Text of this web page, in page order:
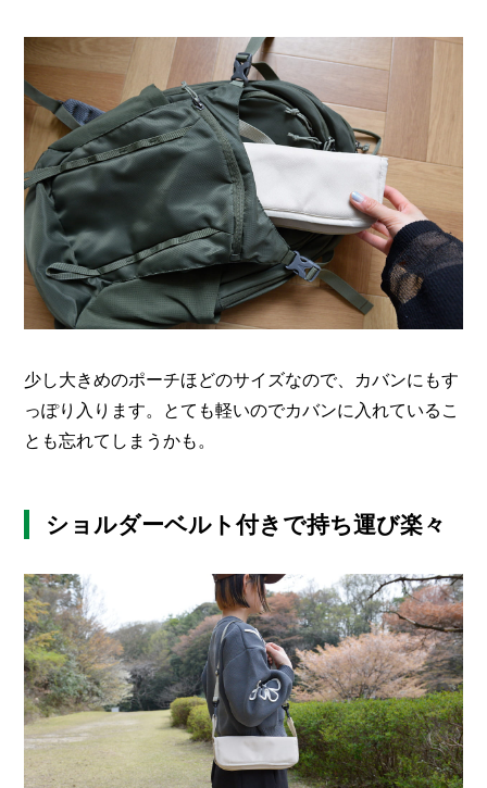
少し大きめのポーチほどのサイズなので、カバンにもす
っぽり入ります。とても軽いのでカバンに入れているこ
とも忘れてしまうかも。
ショルダーベルト付きで持ち運び楽々